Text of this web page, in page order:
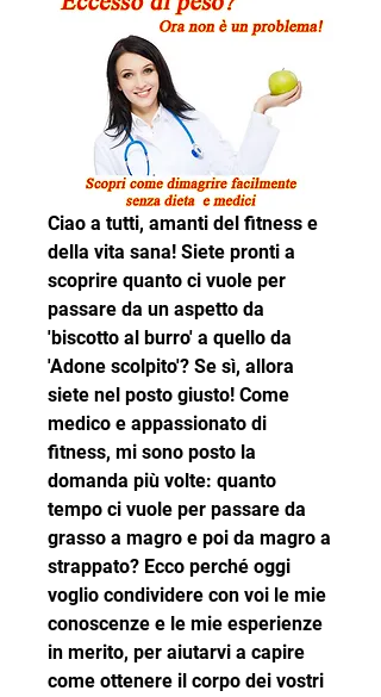
Ciao a tutti, amanti del fitness e
della vita sana! Siete pronti a
scoprire quanto ci vuole per
passare da un aspetto da
'biscotto al burro' a quello da
'Adone scolpito'? Se sì, allora
siete nel posto giusto! Come
medico e appassionato di
fitness, mi sono posto la
domanda più volte: quanto
tempo ci vuole per passare da
grasso a magro e poi da magro a
strappato? Ecco perché oggi
voglio condividere con voi le mie
conoscenze e le mie esperienze
in merito, per aiutarvi a capire
come ottenere il corpo dei vostri